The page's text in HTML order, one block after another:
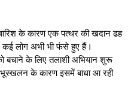
के कारण एक पत्थर की खदान ढह
कई लोग अभी भी फंसे हुए हैं।
बचाने के लिए तलाशी अभियान शुरू
भूस्खलन के कारण इसमें बाधा आ रही